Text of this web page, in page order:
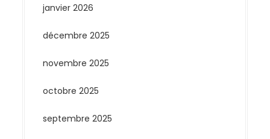
janvier 2026
décembre 2025
novembre 2025
octobre 2025
septembre 2025